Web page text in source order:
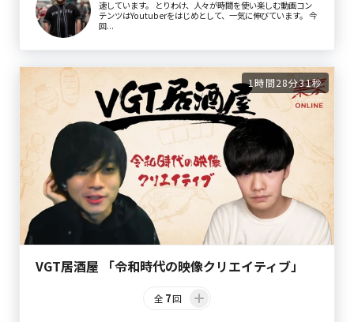
速しています。 とりわけ、人々が時間を使い楽しむ動画コン
テンツはYoutuberをはじめとして、一気に伸びています。 今
回...
1時間28分31秒
VGT居酒屋 「令和時代の映像クリエイティブ」
全 7回